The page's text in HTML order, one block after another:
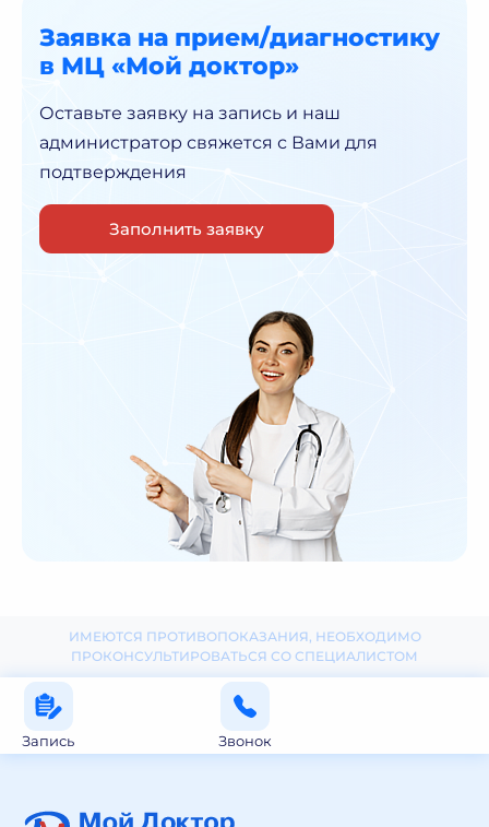
Заявка на прием/диагностику
в МЦ «Мой доктор»
Оставьте заявку на запись и наш
администратор свяжется с Вами для
подтверждения
Заполнить заявку
ИМЕЮТСЯ ПРОТИВОПОКАЗАНИЯ, НЕОБХОДИМО
ПРОКОНСУЛЬТИРОВАТЬСЯ СО СПЕЦИАЛИСТОМ
Запись Звонок